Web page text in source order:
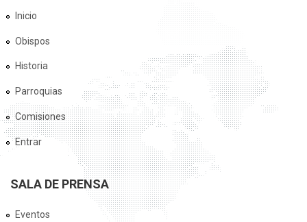
Inicio
Obispos
Historia
Parroquias
Comisiones
Entrar
SALA DE PRENSA
Eventos